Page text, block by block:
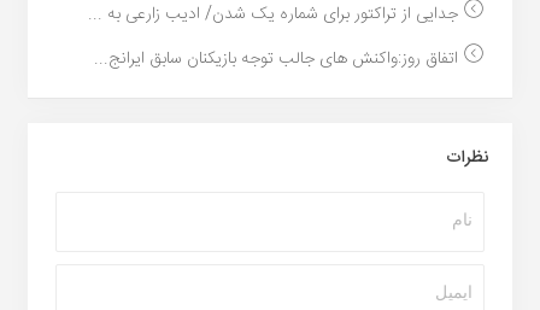
جدایی از تراکتور برای شماره یک شدن/ ادیب زارعی به ...
اتفاق روز:واکنش های جالب توجه بازیکنان سابق ایرانج...
نظرات